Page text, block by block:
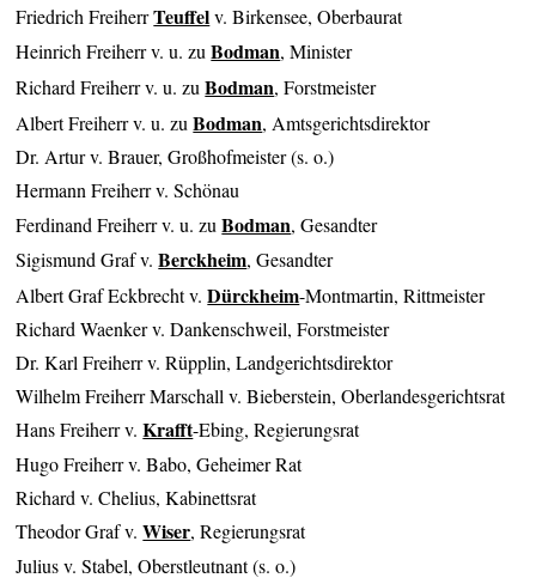
Friedrich FreiherrTeuffelv. Birkensee, Oberbaurat
Heinrich Freiherr v. u. zuBodman, Minister
Richard Freiherr v. u. zuBodman, Forstmeister
Albert Freiherr v. u. zuBodman, Amtsgerichtsdirektor
Dr. Artur v. Brauer, Großhofmeister (s. o.)
Hermann Freiherr v. Schönau
Ferdinand Freiherr v. u. zuBodman, Gesandter
Sigismund Graf v.Berckheim, Gesandter
Albert Graf Eckbrecht v.Dürckheim-Montmartin, Rittmeister
Richard Waenker v. Dankenschweil, Forstmeister
Dr. Karl Freiherr v. Rüpplin, Landgerichtsdirektor
Wilhelm Freiherr Marschall v. Bieberstein, Oberlandesgerichtsrat
Hans Freiherr v.Krafft-Ebing, Regierungsrat
Hugo Freiherr v. Babo, Geheimer Rat
Richard v. Chelius, Kabinettsrat
Theodor Graf v.Wiser, Regierungsrat
Julius v. Stabel, Oberstleutnant (s. o.)